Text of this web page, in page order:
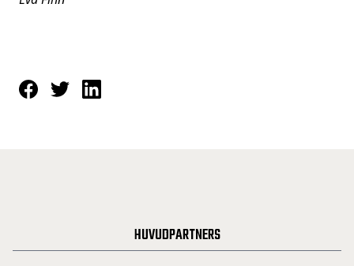
HUVUDPARTNERS